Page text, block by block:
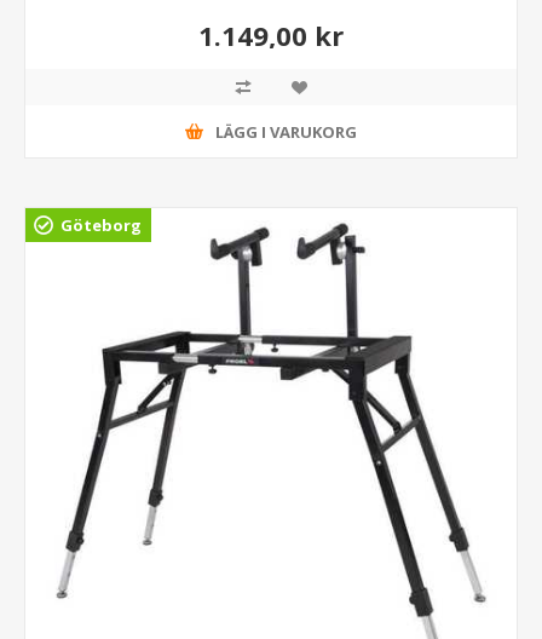
1.149,00 kr
LÄGG I VARUKORG
Göteborg